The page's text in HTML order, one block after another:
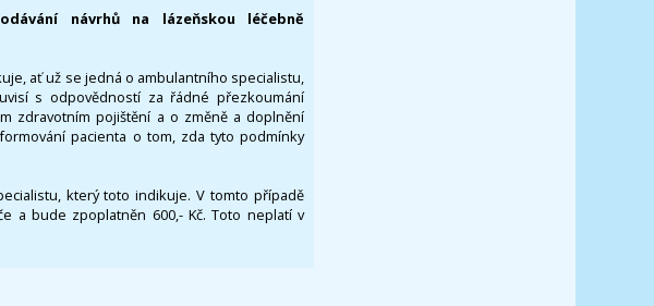
návrhů na lázeňskou léčebně
ať už se jedná o ambulantního specialistu,
s odpovědností za řádné přezkoumání
zdravotním pojištění a o změně a doplnění
pacienta o tom, zda tyto podmínky
který toto indikuje. V tomto případě
a bude zpoplatněn 600,- Kč. Toto neplatí v